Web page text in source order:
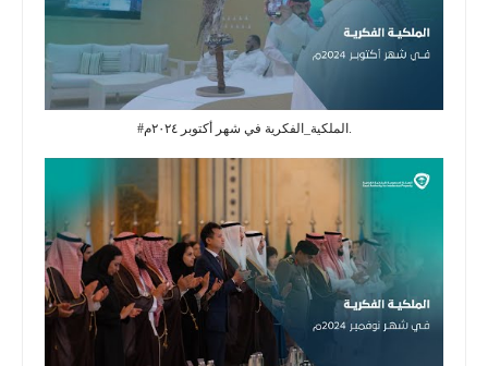
#الملكية_الفكرية في شهر أكتوبر ٢٠٢٤م.